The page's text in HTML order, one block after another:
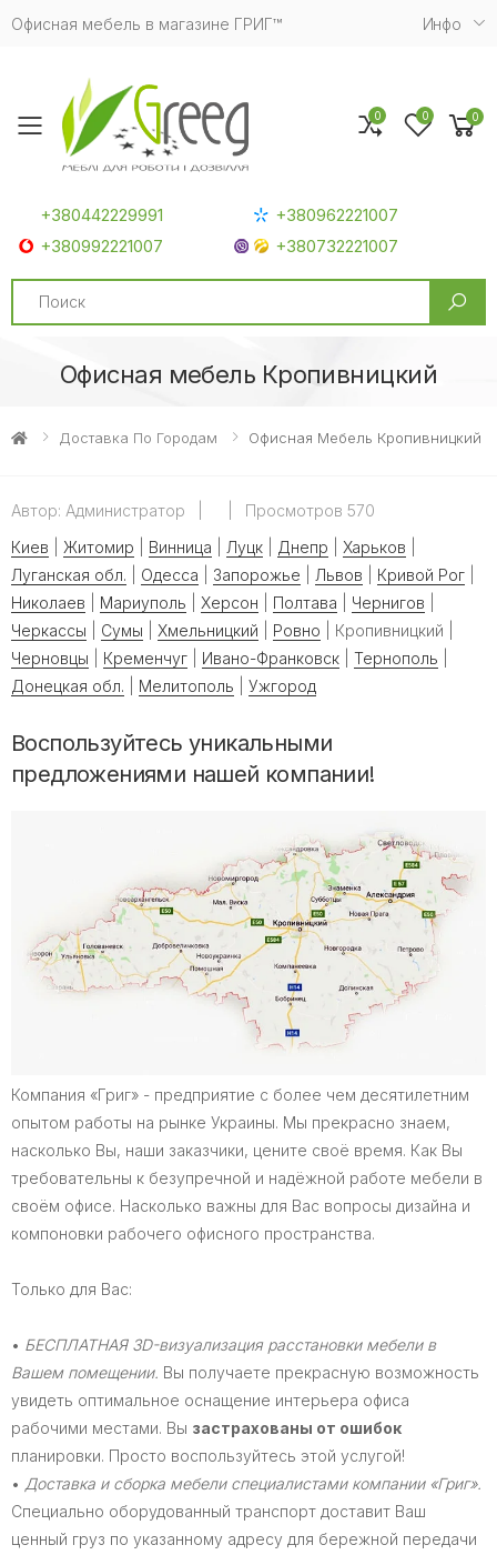
Офисная мебель в магазине ГРИГ™ Инфо
Toggle mobile menu
+380442229991
+380962221007
+380992221007
+380732221007
Search
0 0 0
Офисная мебель Кропивницкий
Доставка По Городам Офисная Мебель Кропивницкий
Автор: Администратор
Просмотров 570
Киев
Житомир Винница Луцк Днепр Харьков
Луганская обл.
Одесса Запорожье Львов Кривой Рог
Николаев
Мариуполь Херсон Полтава Чернигов
Черкассы
Сумы Хмельницкий Ровно | Кропивницкий |
Черновцы
Кременчуг Ивано-Франковск Тернополь
Донецкая обл.
Мелитополь Ужгород
Воспользуйтесь уникальными
предложениями нашей компании!
Компания «Григ» - предприятие с более чем десятилетним
опытом работы на рынке Украины. Мы прекрасно знаем,
насколько Вы, наши заказчики, цените своё время. Как Вы
требовательны к безупречной и надёжной работе мебели в
своём офисе. Насколько важны для Вас вопросы дизайна и
компоновки рабочего офисного пространства.
Только для Вас:
• БЕСПЛАТНАЯ 3D-визуализация расстановки мебели в
Вашем помещении. Вы получаете прекрасную возможность
увидеть оптимальное оснащение интерьера офиса
рабочими местами. Вы застрахованы от ошибок
планировки. Просто воспользуйтесь этой услугой!
• Доставка и сборка мебели специалистами компании «Григ».
Специально оборудованный транспорт доставит Ваш
ценный груз по указанному адресу для бережной передачи